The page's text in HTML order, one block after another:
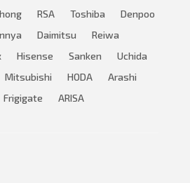
RSA Toshiba
Denpoo
Daimitsu
Reiwa
Hisense Sanken
Uchida
Mitsubishi HODA
Arashi
Frigigate ARISA